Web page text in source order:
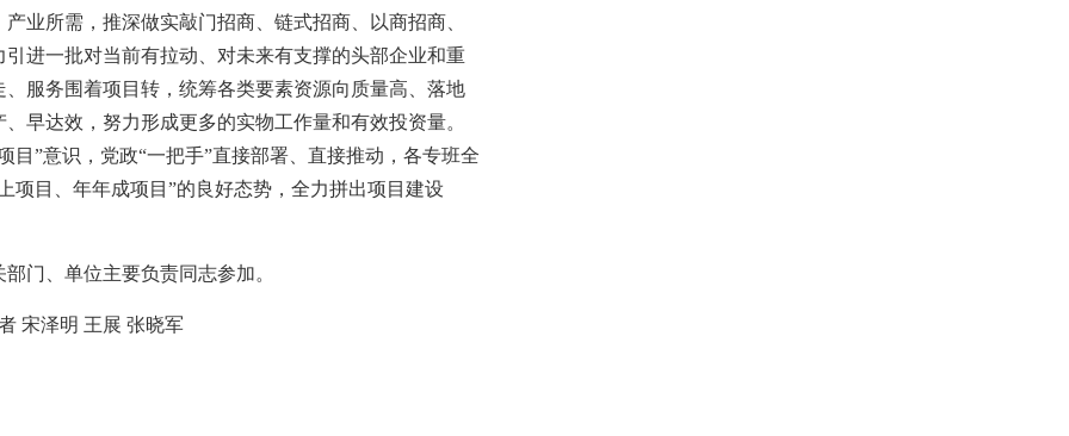
业所需，推深做实敲门招商、链式招商、以商招商、
进一批对当前有拉动、对未来有支撑的头部企业和重
服务围着项目转，统筹各类要素资源向质量高、落地
早达效，努力形成更多的实物工作量和有效投资量。
”意识，党政“一把手”直接部署、直接推动，各专班全
项目、年年成项目”的良好态势，全力拼出项目建设
、单位主要负责同志参加。
宋泽明 王展 张晓军